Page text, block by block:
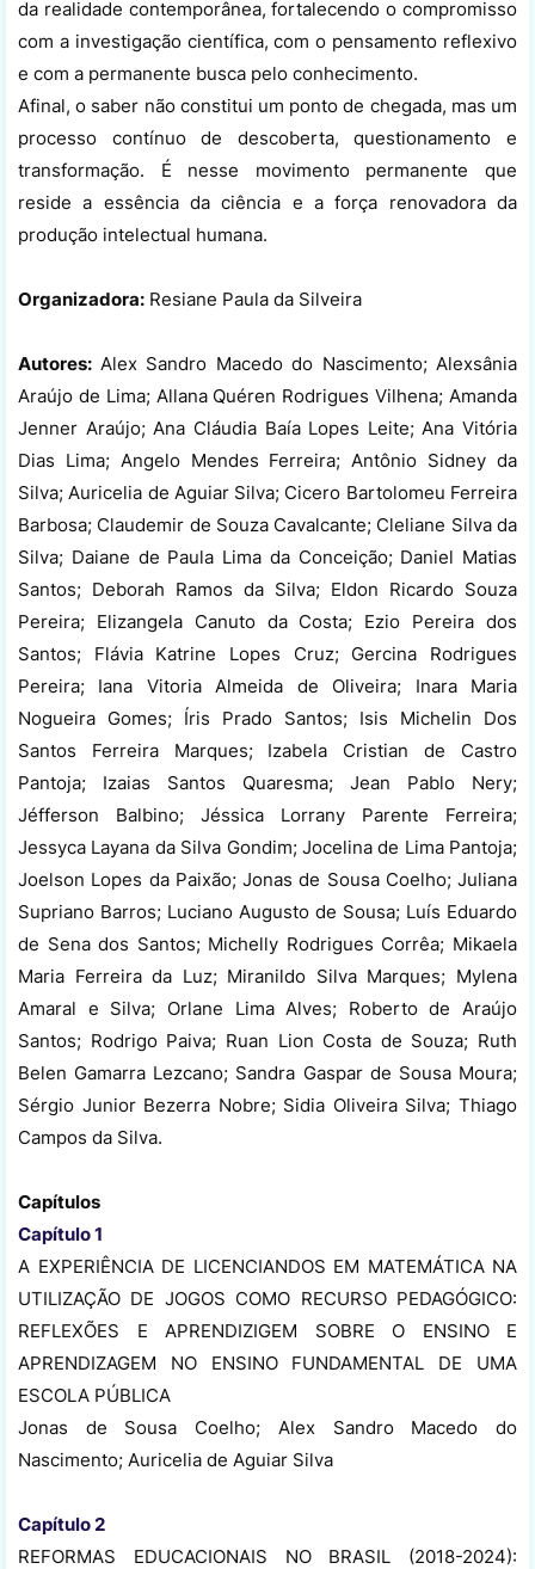
da realidade contemporânea, fortalecendo o compromisso
com a investigação científica, com o pensamento reflexivo
e com a permanente busca pelo conhecimento.
Afinal, o saber não constitui um ponto de chegada, mas um
processo contínuo de descoberta, questionamento e
transformação. É nesse movimento permanente que
reside a essência da ciência e a força renovadora da
produção intelectual humana.
Organizadora: Resiane Paula da Silveira
Autores: Alex Sandro Macedo do Nascimento; Alexsânia
Araújo de Lima; Allana Quéren Rodrigues Vilhena; Amanda
Jenner Araújo; Ana Cláudia Baía Lopes Leite; Ana Vitória
Dias Lima; Angelo Mendes Ferreira; Antônio Sidney da
Silva; Auricelia de Aguiar Silva; Cicero Bartolomeu Ferreira
Barbosa; Claudemir de Souza Cavalcante; Cleliane Silva da
Silva; Daiane de Paula Lima da Conceição; Daniel Matias
Santos; Deborah Ramos da Silva; Eldon Ricardo Souza
Pereira; Elizangela Canuto da Costa; Ezio Pereira dos
Santos; Flávia Katrine Lopes Cruz; Gercina Rodrigues
Pereira; Iana Vitoria Almeida de Oliveira; Inara Maria
Nogueira Gomes; Íris Prado Santos; Isis Michelin Dos
Santos Ferreira Marques; Izabela Cristian de Castro
Pantoja; Izaias Santos Quaresma; Jean Pablo Nery;
Jéfferson Balbino; Jéssica Lorrany Parente Ferreira;
Jessyca Layana da Silva Gondim; Jocelina de Lima Pantoja;
Joelson Lopes da Paixão; Jonas de Sousa Coelho; Juliana
Supriano Barros; Luciano Augusto de Sousa; Luís Eduardo
de Sena dos Santos; Michelly Rodrigues Corrêa; Mikaela
Maria Ferreira da Luz; Miranildo Silva Marques; Mylena
Amaral e Silva; Orlane Lima Alves; Roberto de Araújo
Santos; Rodrigo Paiva; Ruan Lion Costa de Souza; Ruth
Belen Gamarra Lezcano; Sandra Gaspar de Sousa Moura;
Sérgio Junior Bezerra Nobre; Sidia Oliveira Silva; Thiago
Campos da Silva.
Capítulos
Capítulo 1
A EXPERIÊNCIA DE LICENCIANDOS EM MATEMÁTICA NA
UTILIZAÇÃO DE JOGOS COMO RECURSO PEDAGÓGICO:
REFLEXÕES E APRENDIZIGEM SOBRE O ENSINO E
APRENDIZAGEM NO ENSINO FUNDAMENTAL DE UMA
ESCOLA PÚBLICA
Jonas de Sousa Coelho; Alex Sandro Macedo do
Nascimento; Auricelia de Aguiar Silva
Capítulo 2
REFORMAS EDUCACIONAIS NO BRASIL (2018-2024):